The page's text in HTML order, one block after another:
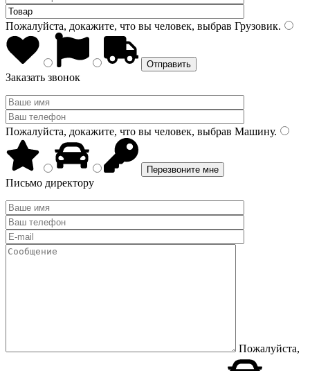
Пожалуйста, докажите, что вы человек, выбрав Грузовик.
Заказать звонок
Пожалуйста, докажите, что вы человек, выбрав Машину.
Письмо директору
Пожалуйста,